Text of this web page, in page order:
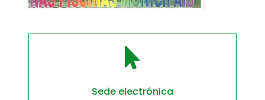

Sede electrónica